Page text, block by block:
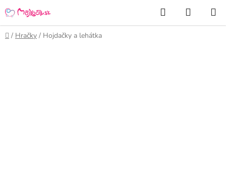
na
obsah
Hľadať
KOŠÍK
Domov
/ Hračky / Hojdačky a lehátka